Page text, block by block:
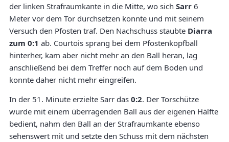
der linken Strafraumkante in die Mitte, wo sich Sarr 6
Meter vor dem Tor durchsetzen konnte und mit seinem
Versuch den Pfosten traf. Den Nachschuss staubte Diarra
zum 0:1 ab. Courtois sprang bei dem Pfostenkopfball
hinterher, kam aber nicht mehr an den Ball heran, lag
anschließend bei dem Treffer noch auf dem Boden und
konnte daher nicht mehr eingreifen.
In der 51. Minute erzielte Sarr das 0:2. Der Torschütze
wurde mit einem überragenden Ball aus der eigenen Hälfte
bedient, nahm den Ball an der Strafraumkante ebenso
sehenswert mit und setzte den Schuss mit dem nächsten